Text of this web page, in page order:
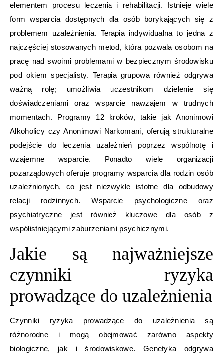
elementem procesu leczenia i rehabilitacji. Istnieje wiele
form wsparcia dostępnych dla osób borykających się z
problemem uzależnienia. Terapia indywidualna to jedna z
najczęściej stosowanych metod, która pozwala osobom na
pracę nad swoimi problemami w bezpiecznym środowisku
pod okiem specjalisty. Terapia grupowa również odgrywa
ważną rolę; umożliwia uczestnikom dzielenie się
doświadczeniami oraz wsparcie nawzajem w trudnych
momentach. Programy 12 kroków, takie jak Anonimowi
Alkoholicy czy Anonimowi Narkomani, oferują strukturalne
podejście do leczenia uzależnień poprzez wspólnotę i
wzajemne wsparcie. Ponadto wiele organizacji
pozarządowych oferuje programy wsparcia dla rodzin osób
uzależnionych, co jest niezwykle istotne dla odbudowy
relacji rodzinnych. Wsparcie psychologiczne oraz
psychiatryczne jest również kluczowe dla osób z
współistniejącymi zaburzeniami psychicznymi.
Jakie są najważniejsze
czynniki ryzyka
prowadzące do uzależnienia
Czynniki ryzyka prowadzące do uzależnienia są
różnorodne i mogą obejmować zarówno aspekty
biologiczne, jak i środowiskowe. Genetyka odgrywa